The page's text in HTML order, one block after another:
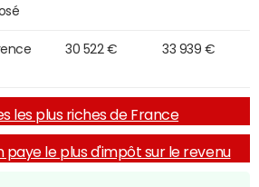
30 522 € 33 939 €
les plus riches de France
paye le plus d'impôt sur le revenu